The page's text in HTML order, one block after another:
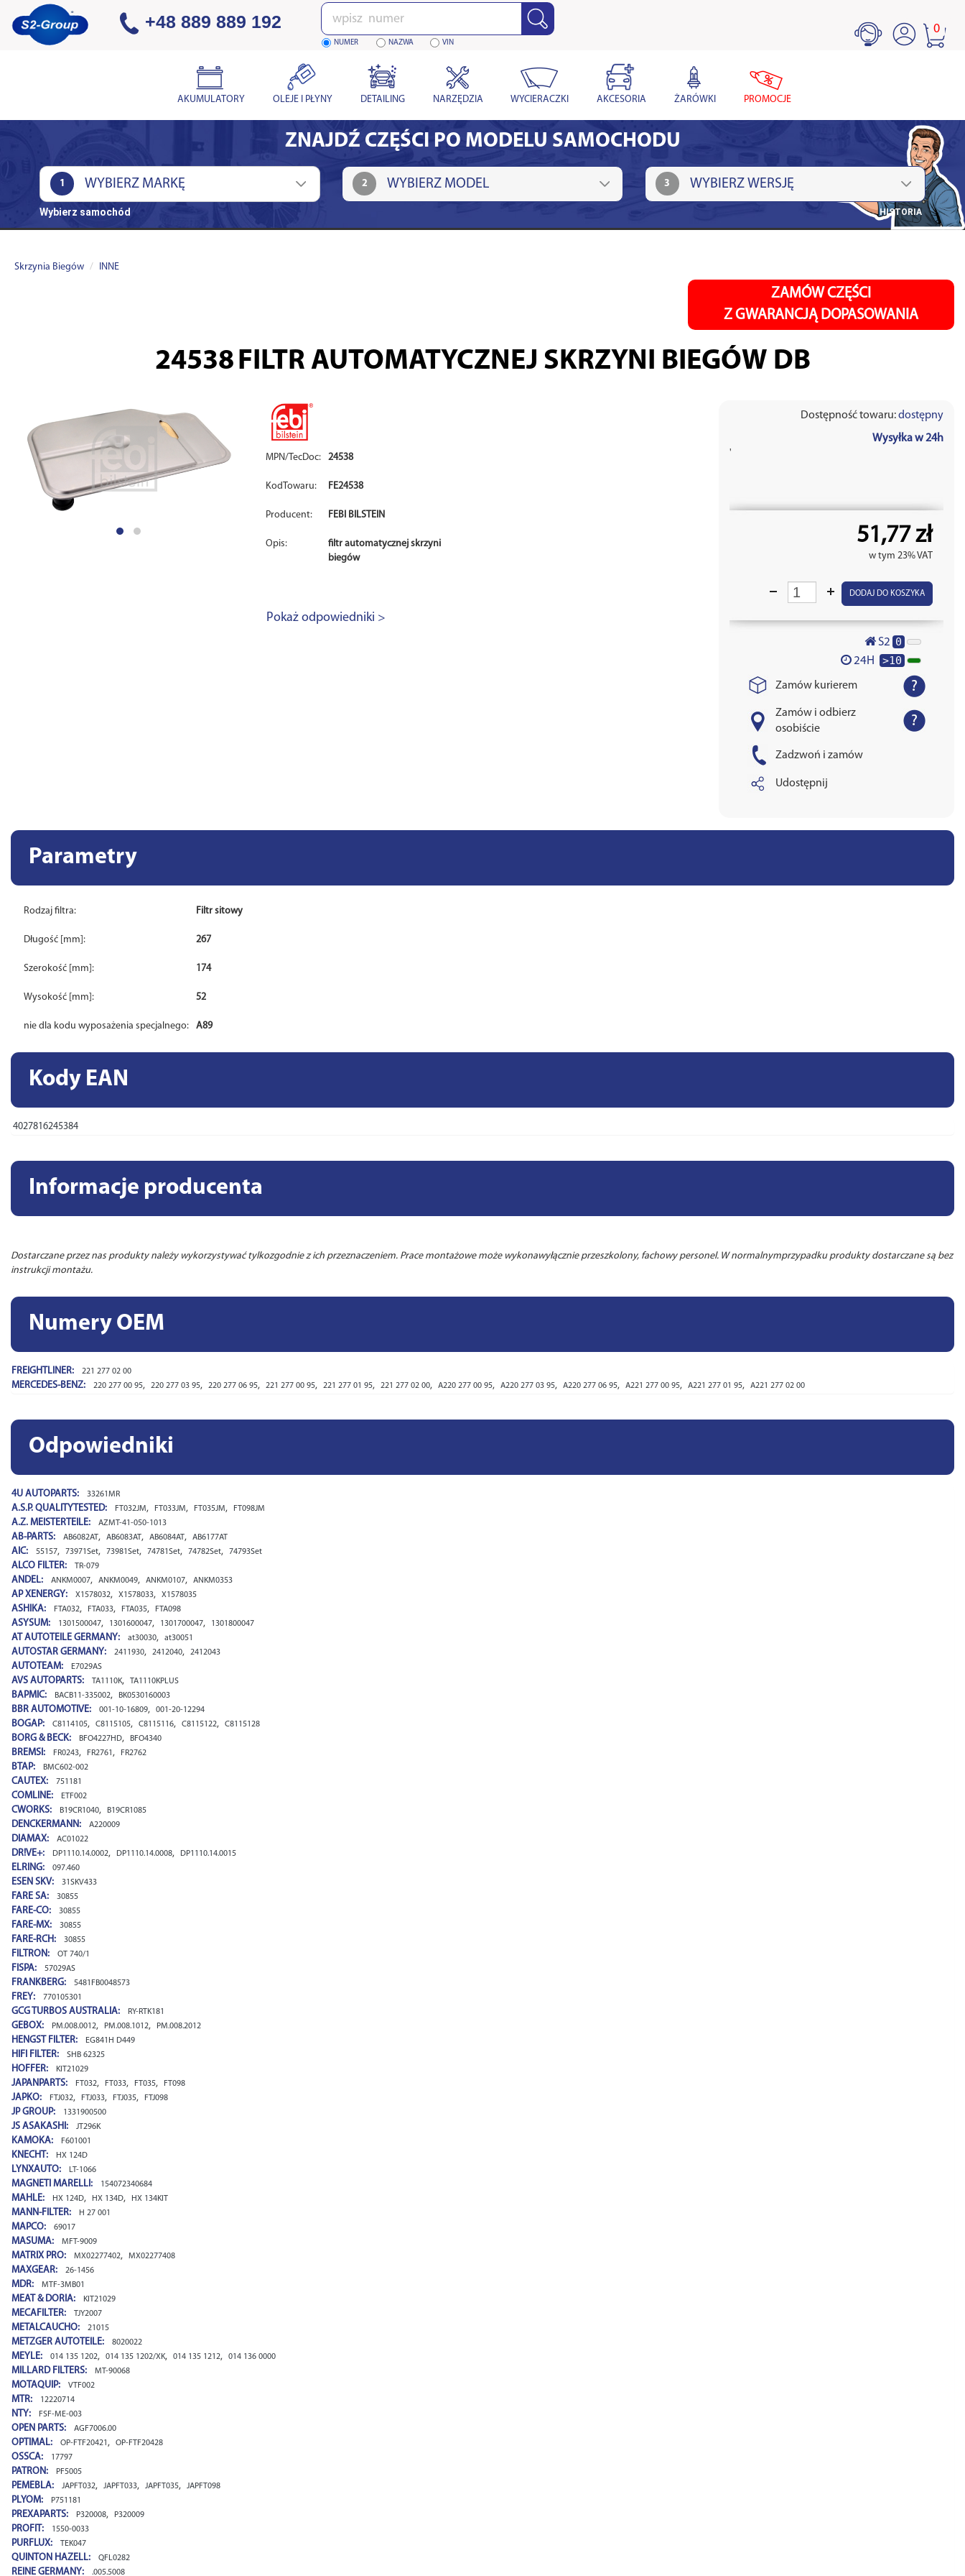
+48 889 889 192 Wpisz
numer
NUMER NAZWA VIN
0
AKUMULATORY OLEJE I PŁYNY DETAILING NARZĘDZIA WYCIERACZKI AKCESORIA ŻARÓWKI PROMOCJE
ZNAJDŹ CZĘŚCI PO MODELU SAMOCHODU
1 2 3
Wybierz samochód HISTORIA
Skrzynia Biegów INNE
ZAMÓW CZĘŚCI
Z GWARANCJĄ DOPASOWANIA
24538 FILTR AUTOMATYCZNEJ SKRZYNI BIEGÓW DB
MPN/TecDoc: 24538
KodTowaru: FE24538
Producent: FEBI BILSTEIN
Opis:
filtr automatycznej skrzyni
biegów
Pokaż odpowiedniki >
Dostępność towaru:dostępny
Wysyłka w 24h
'
51,77 zł
w tym 23% VAT
DODAJ DO KOSZYKA
S2 0
24H >10
Zamów kurierem
Zamów i odbierz
osobiście
Zadzwoń i zamów
Udostępnij
Parametry
Rodzaj filtra: Filtr sitowy
Długość [mm]: 267
Szerokość [mm]: 174
Wysokość [mm]: 52
nie dla kodu wyposażenia specjalnego: A89
Kody EAN
4027816245384
Informacje producenta
Dostarczane przez nas produkty należy wykorzystywać tylkozgodnie z ich przeznaczeniem. Prace montażowe może wykonawyłącznie przeszkolony, fachowy personel. W normalnymprzypadku produkty dostarczane są bez
instrukcji montażu.
Numery OEM
FREIGHTLINER: 221 277 02 00
MERCEDES-BENZ: 220 277 00 95, 220 277 03 95, 220 277 06 95, 221 277 00 95, 221 277 01 95, 221 277 02 00, A220 277 00 95, A220 277 03 95, A220 277 06 95, A221 277 00 95, A221 277 01 95, A221 277 02 00
Odpowiedniki
4U AUTOPARTS: 33261MR
A.S.P. QUALITYTESTED: FT032JM, FT033JM, FT035JM, FT098JM
A.Z. MEISTERTEILE: AZMT-41-050-1013
AB-PARTS: AB6082AT, AB6083AT, AB6084AT, AB6177AT
AIC: 55157, 73971Set, 73981Set, 74781Set, 74782Set, 74793Set
ALCO FILTER: TR-079
ANDEL: ANKM0007, ANKM0049, ANKM0107, ANKM0353
AP XENERGY: X1578032, X1578033, X1578035
ASHIKA: FTA032, FTA033, FTA035, FTA098
ASYSUM: 1301500047, 1301600047, 1301700047, 1301800047
AT AUTOTEILE GERMANY: at30030, at30051
AUTOSTAR GERMANY: 2411930, 2412040, 2412043
AUTOTEAM: E7029AS
AVS AUTOPARTS: TA1110K, TA1110KPLUS
BAPMIC: BACB11-335002, BK0530160003
BBR AUTOMOTIVE: 001-10-16809, 001-20-12294
BOGAP: C8114105, C8115105, C8115116, C8115122, C8115128
BORG & BECK: BFO4227HD, BFO4340
BREMSI: FR0243, FR2761 , FR2762
BTAP: BMC602-002
CAUTEX: 751181
COMLINE: ETF002
CWORKS: B19CR1040, B19CR1085
DENCKERMANN: A220009
DIAMAX: AC01022
DR!VE+: DP1110.14.0002, DP1110.14.0008, DP1110.14.0015
ELRING: 097.460
ESEN SKV: 31SKV433
FARE SA: 30855
FARE-CO: 30855
FARE-MX: 30855
FARE-RCH: 30855
FILTRON: OT 740/1
FISPA: 57029AS
FRANKBERG: 5481FB0048573
FREY: 770105301
GCG TURBOS AUSTRALIA: RY-RTK181
GEBOX: PM.008.0012, PM.008.1012, PM.008.2012
HENGST FILTER: EG841H D449
HIFI FILTER: SHB 62325
HOFFER: KIT21029
JAPANPARTS: FT032, FT033, FT035, FT098
JAPKO: FTJ032, FTJ033, FTJ035, FTJ098
JP GROUP: 1331900500
JS ASAKASHI: JT296K
KAMOKA: F601001
KNECHT: HX 124D
LYNXAUTO: LT-1066
MAGNETI MARELLI: 154072340684
MAHLE: HX 124D, HX 134D, HX 134KIT
MANN-FILTER: H 27 001
MAPCO: 69017
MASUMA: MFT-9009
MATRIX PRO: MX02277402, MX02277408
MAXGEAR: 26-1456
MDR: MTF-3MB01
MEAT & DORIA: KIT21029
MECAFILTER: TJY2007
METALCAUCHO: 21015
METZGER AUTOTEILE: 8020022
MEYLE: 014 135 1202, 014 135 1202/XK, 014 135 1212, 014 136 0000
MILLARD FILTERS: MT-90068
MOTAQUIP: VTF002
MTR: 12220714
NTY: FSF-ME-003
OPEN PARTS: AGF7006.00
OPTIMAL: OP-FTF20421 , OP-FTF20428
OSSCA: 17797
PATRON: PF5005
PEMEBLA: JAPFT032, JAPFT033, JAPFT035, JAPFT098
PLYOM: P751181
PREXAPARTS: P320008, P320009
PROFIT: 1550-0033
PURFLUX: TEK047
QUINTON HAZELL: QFL0282
REINE GERMANY: .005.5008